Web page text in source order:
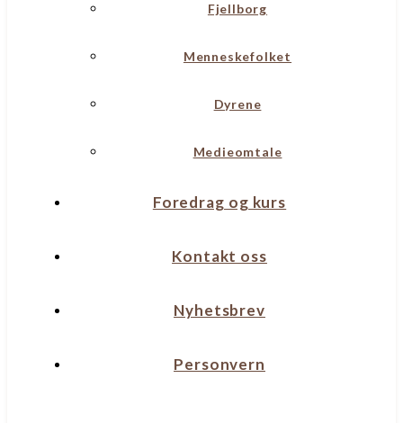
Fjellborg
Menneskefolket
Dyrene
Medieomtale
Foredrag og kurs
Kontakt oss
Nyhetsbrev
Personvern